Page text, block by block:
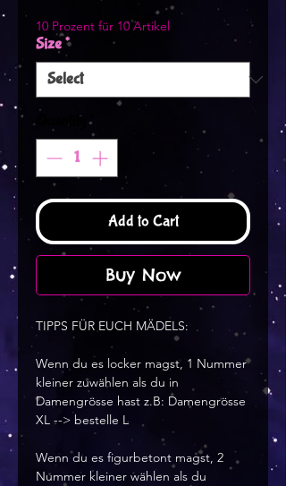
10 Prozent für 10 Artikel
Size*
Quantity *
Add to Cart
Buy Now
TIPPS FÜR EUCH MÄDELS:
Wenn du es locker magst, 1 Nummer
kleiner zuwählen als du in
Damengrösse hast z.B: Damengrösse
XL --> bestelle L
Wenn du es figurbetont magst, 2
Nummer kleiner wählen als du